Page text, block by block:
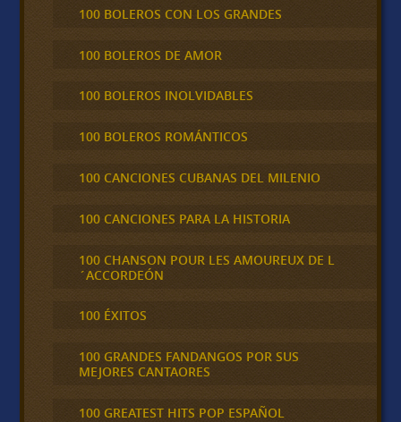
100 BOLEROS CON LOS GRANDES
100 BOLEROS DE AMOR
100 BOLEROS INOLVIDABLES
100 BOLEROS ROMÁNTICOS
100 CANCIONES CUBANAS DEL MILENIO
100 CANCIONES PARA LA HISTORIA
100 CHANSON POUR LES AMOUREUX DE L
´ACCORDEÓN
100 ÉXITOS
100 GRANDES FANDANGOS POR SUS
MEJORES CANTAORES
100 GREATEST HITS POP ESPAÑOL